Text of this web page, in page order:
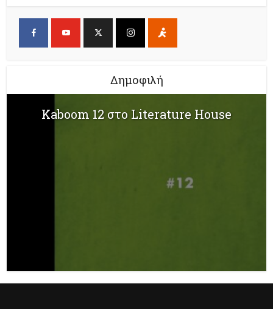
Δημοφιλή
Kaboom 12 στο Literature House